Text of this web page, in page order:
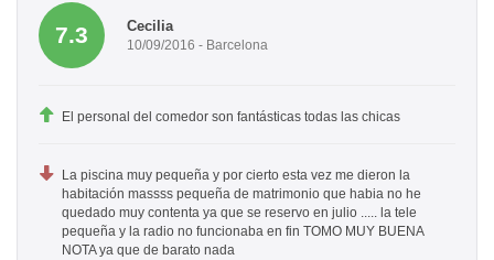
7.3 Cecilia
10/09/2016 - Barcelona
El personal del comedor son fantásticas todas las chicas
La piscina muy pequeña y por cierto esta vez me dieron la
habitación massss pequeña de matrimonio que habia no he
quedado muy contenta ya que se reservo en julio ..... la tele
pequeña y la radio no funcionaba en fin TOMO MUY BUENA
NOTA ya que de barato nada